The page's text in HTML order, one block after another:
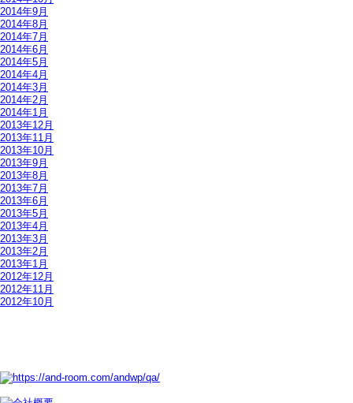
2014年9月
2014年8月
2014年7月
2014年6月
2014年5月
2014年4月
2014年3月
2014年2月
2014年1月
2013年12月
2013年11月
2013年10月
2013年9月
2013年8月
2013年7月
2013年6月
2013年5月
2013年4月
2013年3月
2013年2月
2013年1月
2012年12月
2012年11月
2012年10月